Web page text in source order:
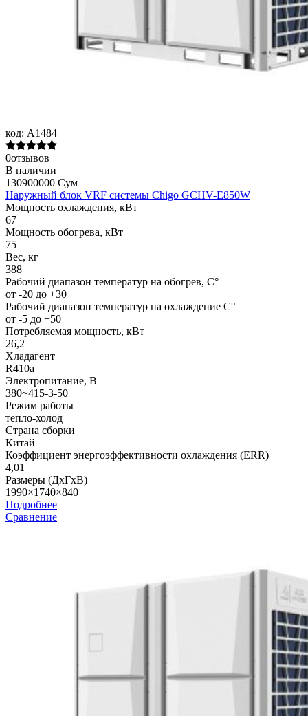
код: A1484
0отзывов
В наличии
130900000 Сум
Наружный блок VRF системы Chigo GCHV-E850W
Мощность охлаждения, кВт
67
Мощность обогрева, кВт
75
Вес, кг
388
Рабочий диапазон температур на обогрев, С°
от -20 до +30
Рабочий диапазон температур на охлаждение С°
от -5 до +50
Потребляемая мощность, кВт
26,2
Хладагент
R410a
Электропитание, В
380~415-3-50
Режим работы
тепло-холод
Страна сборки
Китай
Коэффициент энергоэффективности охлаждения (ERR)
4,01
Размеры (ДхГхВ)
1990×1740×840
Подробнее
Сравнение